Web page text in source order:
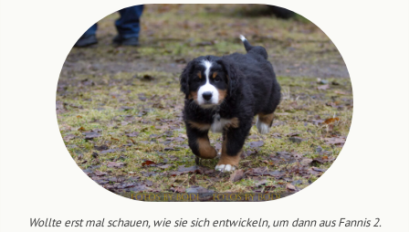
Wollte erst mal schauen, wie sie sich entwickeln, um dann aus Fannis 2.